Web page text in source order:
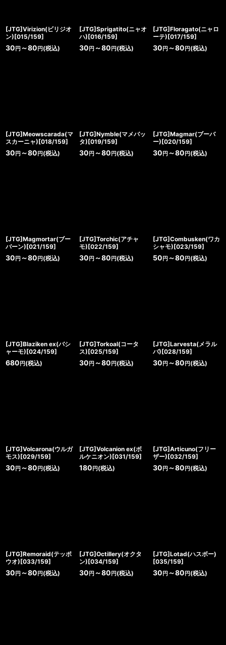
[JTG]Virizion(ビリジオ
ン)[015/159]
30 円 ～80 円 (税込)
[JTG]Sprigatito(ニャオ
ハ)[016/159]
30 円～80 円(税込)
[JTG]Floragato(ニャロ
ーテ)[017/159]
30 円～80 円(税込)
[JTG]Meowscarada(マ
スカーニャ)[018/159]
30 円 ～80 円 (税込)
[JTG]Nymble(マメバッ
タ)[019/159]
30 円～80 円(税込)
[JTG]Magmar(ブーバ
ー)[020/159]
30 円～80 円(税込)
[JTG]Magmortar(ブー
バーン)[021/159]
30 円 ～80 円 (税込)
[JTG]Torchic(アチャ
モ)[022/159]
30 円～80 円(税込)
[JTG]Combusken(ワカ
シャモ)[023/159]
50 円～80 円(税込)
[JTG]Blaziken ex(バシ
ャーモ)[024/159]
680 円 (税込)
[JTG]Torkoal(コータ
ス)[025/159]
30 円～80 円(税込)
[JTG]Larvesta(メラル
バ)[028/159]
30 円～80 円(税込)
[JTG]Volcarona(ウルガ
モス)[029/159]
30 円 ～80 円 (税込)
[JTG]Volcanion ex(ボ
ルケニオン)[031/159]
180 円(税込)
[JTG]Articuno(フリー
ザー)[032/159]
30 円～80 円(税込)
[JTG]Remoraid(テッポ
ウオ)[033/159]
30 円 ～80 円 (税込)
[JTG]Octillery(オクタ
ン)[034/159]
30 円～80 円(税込)
[JTG]Lotad(ハスボー)
[035/159]
30 円～80 円(税込)